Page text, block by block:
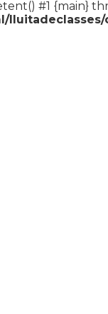
#1 {main}